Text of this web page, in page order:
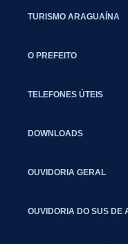
TURISMO ARAGUAÍNA
O PREFEITO
TELEFONES ÚTEIS
DOWNLOADS
OUVIDORIA GERAL
OUVIDORIA DO SUS DE